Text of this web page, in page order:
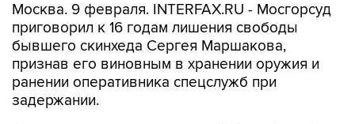
Москва. 9 февраля. INTERFAX.RU - Мосгорсуд
приговорил к 16 годам лишения свободы
бывшего скинхеда Сергея Маршакова,
признав его виновным в хранении оружия и
ранении оперативника спецслужб при
задержании.